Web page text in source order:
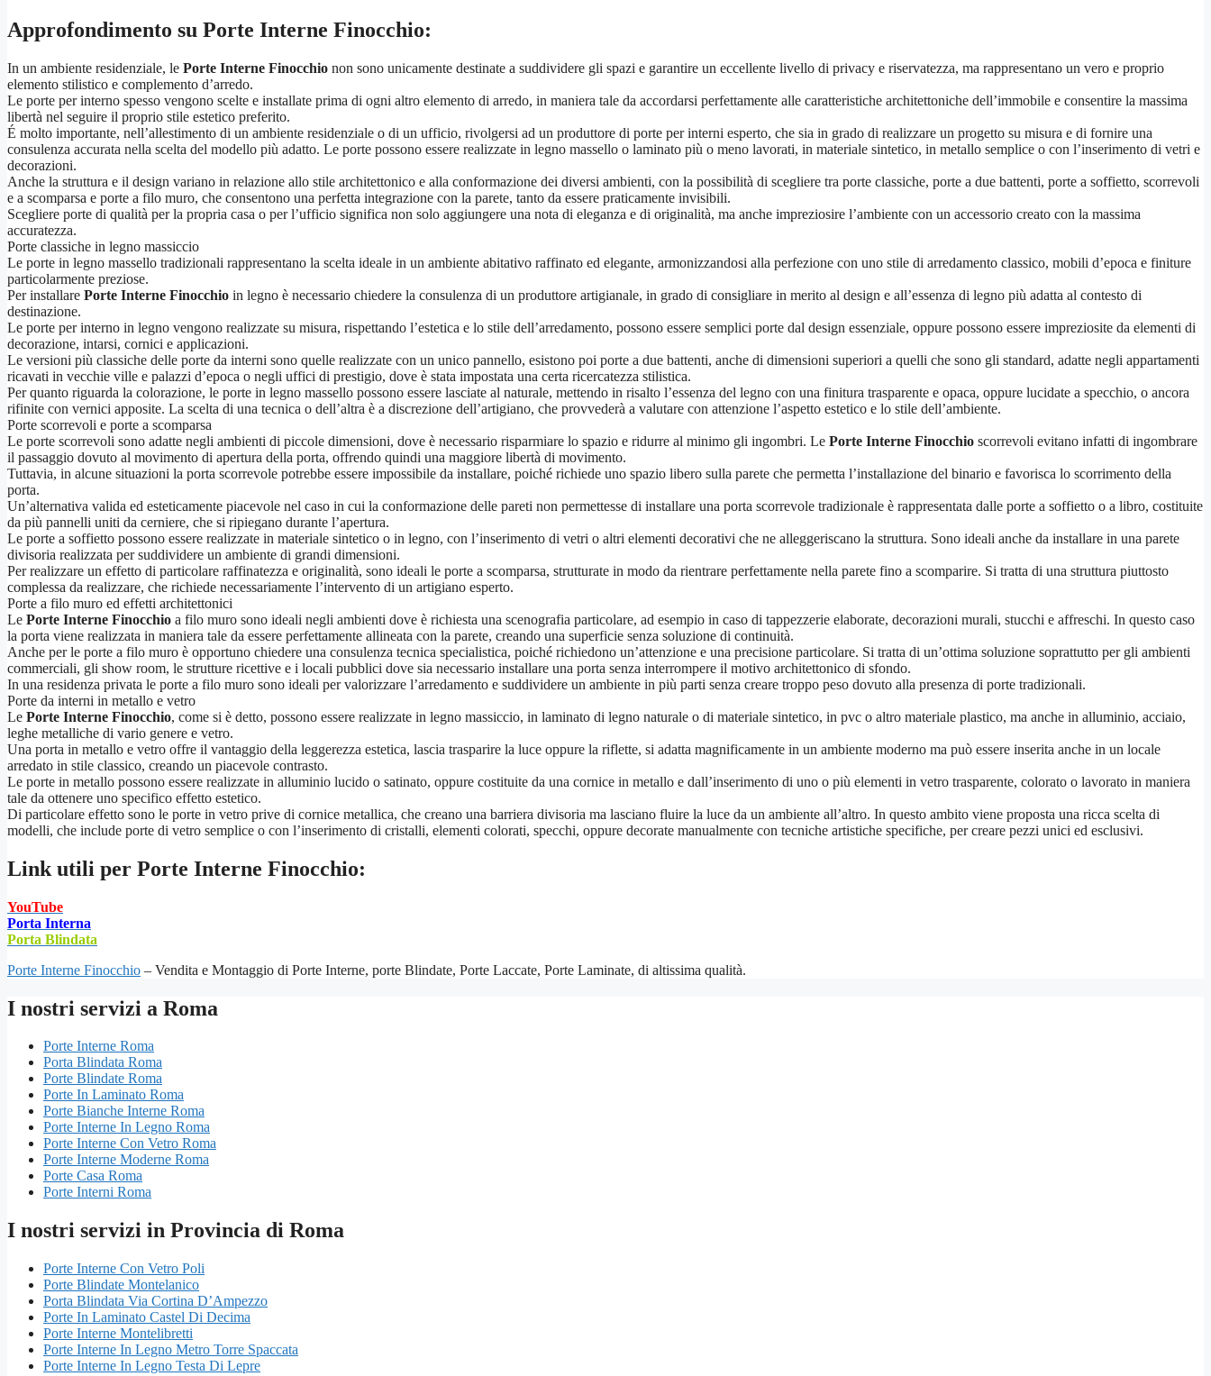
Approfondimento su Porte Interne Finocchio:
In un ambiente residenziale, le Porte Interne Finocchio non sono unicamente destinate a suddividere gli spazi e garantire un eccellente livello di privacy e riservatezza, ma rappresentano un vero e proprio
elemento stilistico e complemento d’arredo.
Le porte per interno spesso vengono scelte e installate prima di ogni altro elemento di arredo, in maniera tale da accordarsi perfettamente alle caratteristiche architettoniche dell’immobile e consentire la massima
libertà nel seguire il proprio stile estetico preferito.
É molto importante, nell’allestimento di un ambiente residenziale o di un ufficio, rivolgersi ad un produttore di porte per interni esperto, che sia in grado di realizzare un progetto su misura e di fornire una
consulenza accurata nella scelta del modello più adatto. Le porte possono essere realizzate in legno massello o laminato più o meno lavorati, in materiale sintetico, in metallo semplice o con l’inserimento di vetri e
decorazioni.
Anche la struttura e il design variano in relazione allo stile architettonico e alla conformazione dei diversi ambienti, con la possibilità di scegliere tra porte classiche, porte a due battenti, porte a soffietto, scorrevoli
e a scomparsa e porte a filo muro, che consentono una perfetta integrazione con la parete, tanto da essere praticamente invisibili.
Scegliere porte di qualità per la propria casa o per l’ufficio significa non solo aggiungere una nota di eleganza e di originalità, ma anche impreziosire l’ambiente con un accessorio creato con la massima
accuratezza.
Porte classiche in legno massiccio
Le porte in legno massello tradizionali rappresentano la scelta ideale in un ambiente abitativo raffinato ed elegante, armonizzandosi alla perfezione con uno stile di arredamento classico, mobili d’epoca e finiture
particolarmente preziose.
Per installare Porte Interne Finocchio in legno è necessario chiedere la consulenza di un produttore artigianale, in grado di consigliare in merito al design e all’essenza di legno più adatta al contesto di
destinazione.
Le porte per interno in legno vengono realizzate su misura, rispettando l’estetica e lo stile dell’arredamento, possono essere semplici porte dal design essenziale, oppure possono essere impreziosite da elementi di
decorazione, intarsi, cornici e applicazioni.
Le versioni più classiche delle porte da interni sono quelle realizzate con un unico pannello, esistono poi porte a due battenti, anche di dimensioni superiori a quelli che sono gli standard, adatte negli appartamenti
ricavati in vecchie ville e palazzi d’epoca o negli uffici di prestigio, dove è stata impostata una certa ricercatezza stilistica.
Per quanto riguarda la colorazione, le porte in legno massello possono essere lasciate al naturale, mettendo in risalto l’essenza del legno con una finitura trasparente e opaca, oppure lucidate a specchio, o ancora
rifinite con vernici apposite. La scelta di una tecnica o dell’altra è a discrezione dell’artigiano, che provvederà a valutare con attenzione l’aspetto estetico e lo stile dell’ambiente.
Porte scorrevoli e porte a scomparsa
Le porte scorrevoli sono adatte negli ambienti di piccole dimensioni, dove è necessario risparmiare lo spazio e ridurre al minimo gli ingombri. Le Porte Interne Finocchio scorrevoli evitano infatti di ingombrare
il passaggio dovuto al movimento di apertura della porta, offrendo quindi una maggiore libertà di movimento.
Tuttavia, in alcune situazioni la porta scorrevole potrebbe essere impossibile da installare, poiché richiede uno spazio libero sulla parete che permetta l’installazione del binario e favorisca lo scorrimento della
porta.
Un’alternativa valida ed esteticamente piacevole nel caso in cui la conformazione delle pareti non permettesse di installare una porta scorrevole tradizionale è rappresentata dalle porte a soffietto o a libro, costituite
da più pannelli uniti da cerniere, che si ripiegano durante l’apertura.
Le porte a soffietto possono essere realizzate in materiale sintetico o in legno, con l’inserimento di vetri o altri elementi decorativi che ne alleggeriscano la struttura. Sono ideali anche da installare in una parete
divisoria realizzata per suddividere un ambiente di grandi dimensioni.
Per realizzare un effetto di particolare raffinatezza e originalità, sono ideali le porte a scomparsa, strutturate in modo da rientrare perfettamente nella parete fino a scomparire. Si tratta di una struttura piuttosto
complessa da realizzare, che richiede necessariamente l’intervento di un artigiano esperto.
Porte a filo muro ed effetti architettonici
Le Porte Interne Finocchio a filo muro sono ideali negli ambienti dove è richiesta una scenografia particolare, ad esempio in caso di tappezzerie elaborate, decorazioni murali, stucchi e affreschi. In questo caso
la porta viene realizzata in maniera tale da essere perfettamente allineata con la parete, creando una superficie senza soluzione di continuità.
Anche per le porte a filo muro è opportuno chiedere una consulenza tecnica specialistica, poiché richiedono un’attenzione e una precisione particolare. Si tratta di un’ottima soluzione soprattutto per gli ambienti
commerciali, gli show room, le strutture ricettive e i locali pubblici dove sia necessario installare una porta senza interrompere il motivo architettonico di sfondo.
In una residenza privata le porte a filo muro sono ideali per valorizzare l’arredamento e suddividere un ambiente in più parti senza creare troppo peso dovuto alla presenza di porte tradizionali.
Porte da interni in metallo e vetro
Le Porte Interne Finocchio, come si è detto, possono essere realizzate in legno massiccio, in laminato di legno naturale o di materiale sintetico, in pvc o altro materiale plastico, ma anche in alluminio, acciaio,
leghe metalliche di vario genere e vetro.
Una porta in metallo e vetro offre il vantaggio della leggerezza estetica, lascia trasparire la luce oppure la riflette, si adatta magnificamente in un ambiente moderno ma può essere inserita anche in un locale
arredato in stile classico, creando un piacevole contrasto.
Le porte in metallo possono essere realizzate in alluminio lucido o satinato, oppure costituite da una cornice in metallo e dall’inserimento di uno o più elementi in vetro trasparente, colorato o lavorato in maniera
tale da ottenere uno specifico effetto estetico.
Di particolare effetto sono le porte in vetro prive di cornice metallica, che creano una barriera divisoria ma lasciano fluire la luce da un ambiente all’altro. In questo ambito viene proposta una ricca scelta di
modelli, che include porte di vetro semplice o con l’inserimento di cristalli, elementi colorati, specchi, oppure decorate manualmente con tecniche artistiche specifiche, per creare pezzi unici ed esclusivi.
Link utili per Porte Interne Finocchio:
YouTube
Porta Interna
Porta Blindata
Porte Interne Finocchio – Vendita e Montaggio di Porte Interne, porte Blindate, Porte Laccate, Porte Laminate, di altissima qualità.
I nostri servizi a Roma
Porte Interne Roma
Porta Blindata Roma
Porte Blindate Roma
Porte In Laminato Roma
Porte Bianche Interne Roma
Porte Interne In Legno Roma
Porte Interne Con Vetro Roma
Porte Interne Moderne Roma
Porte Casa Roma
Porte Interni Roma
I nostri servizi in Provincia di Roma
Porte Interne Con Vetro Poli
Porte Blindate Montelanico
Porta Blindata Via Cortina D’Ampezzo
Porte In Laminato Castel Di Decima
Porte Interne Montelibretti
Porte Interne In Legno Metro Torre Spaccata
Porte Interne In Legno Testa Di Lepre